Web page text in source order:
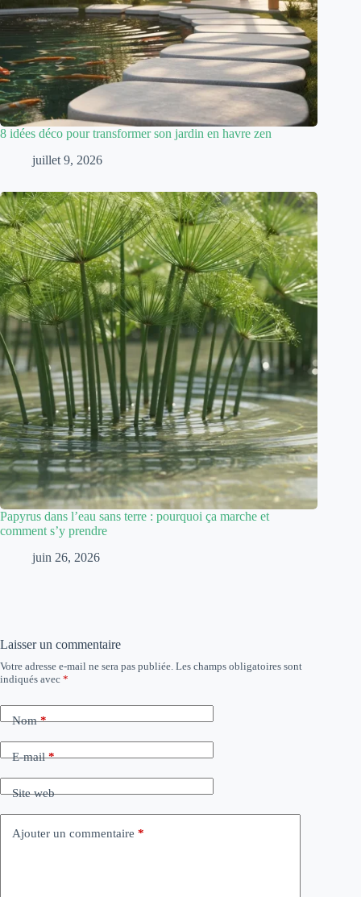
8 idées déco pour transformer son jardin en havre zen
juillet 9, 2026
Papyrus dans l’eau sans terre : pourquoi ça marche et
comment s’y prendre
juin 26, 2026
Laisser un commentaire
Votre adresse e-mail ne sera pas publiée. Les champs obligatoires sont
indiqués avec *
Nom*
E-mail*
Site web
Ajouter un commentaire *